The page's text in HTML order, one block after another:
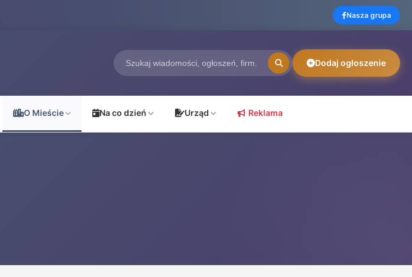
Nasza grupa
Dodaj ogłoszenie
O Mieście Na co dzień Urząd Reklama